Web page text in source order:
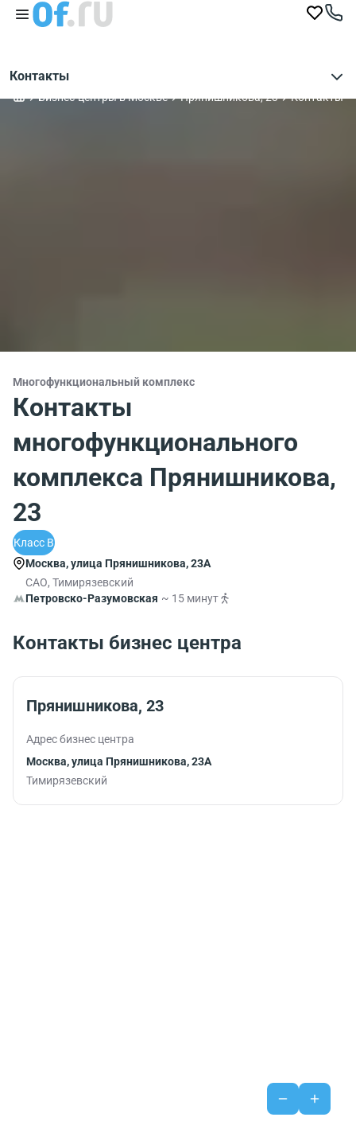
Контакты
Бизнес-центры в Москве Прянишникова, 23 Контакты
Многофункциональный комплекс
Контакты
многофункционального
комплекса Прянишникова,
23
Класс B
Москва, улица Прянишникова, 23А
САО, Тимирязевский
Петровско-Разумовская ~ 15 минут
Контакты бизнес центра
Прянишникова, 23
Адрес бизнес центра
Москва, улица Прянишникова, 23А
Тимирязевский